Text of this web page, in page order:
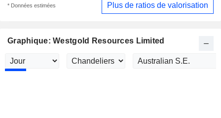
* Données estimées Plus de ratios de valorisation
Graphique: Westgold Resources Limited